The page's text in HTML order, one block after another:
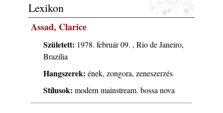
Jazz-rock albumok 1984-ből - John Scofield
„Electric Outlet”
2026. augusztus 06.
X. BOHÉM JAZZFŐVÁROS fesztivál,
Kecskemét, 2026. augusztus 6-9.: 4 nap, 4
tánc!
2026. augusztus 05.
Magyar Jazz ABC – 541. rész: Juhász
Lexikon
Assad, Clarice
Született: 1978. február 09. , Rio de Janeiro,
Brazília
Hangszerek: ének, zongora, zeneszerzés
Stílusok: modern mainstream. bossa nova